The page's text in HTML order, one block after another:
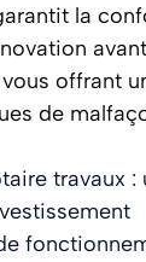
la
offrant
de
travaux :